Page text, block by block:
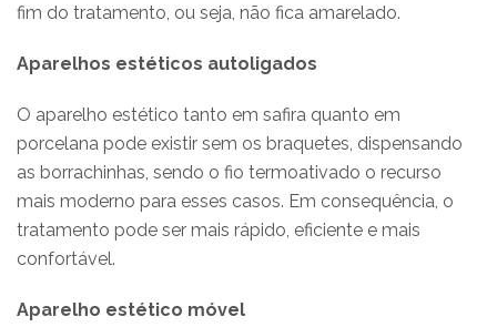
fim do tratamento, ou seja, não fica amarelado.
Aparelhos estéticos autoligados
O aparelho estético tanto em safira quanto em
porcelana pode existir sem os braquetes, dispensando
as borrachinhas, sendo o fio termoativado o recurso
mais moderno para esses casos. Em consequência, o
tratamento pode ser mais rápido, eficiente e mais
confortável.
Aparelho estético móvel